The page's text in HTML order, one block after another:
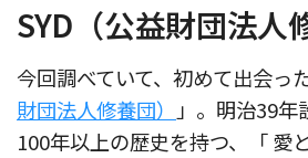
SYD（公益財団法人
今回調べていて、初めて出会っ
財団法人修養団） 」。明治39年
100年以上の歴史を持つ、「 愛